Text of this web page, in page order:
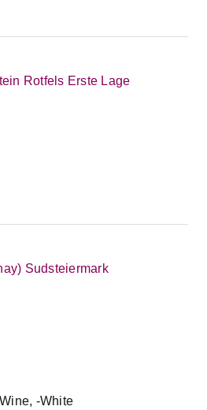
Rotfels Erste Lage
Sudsteiermark
-White